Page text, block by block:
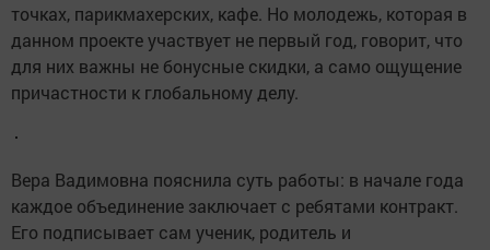
точках, парикмахерских, кафе. Но молодежь, которая в
данном проекте участвует не первый год, говорит, что
для них важны не бонусные скидки, а само ощущение
причастности к глобальному делу.
Вера Вадимовна пояснила суть работы: в начале года
каждое объединение заключает с ребятами контракт.
Его подписывает сам ученик, родитель и